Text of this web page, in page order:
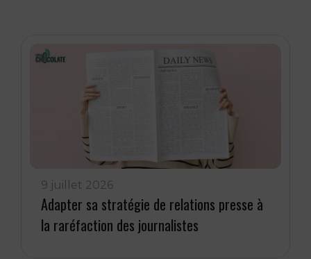
9 juillet 2026
Adapter sa stratégie de relations presse à
la raréfaction des journalistes